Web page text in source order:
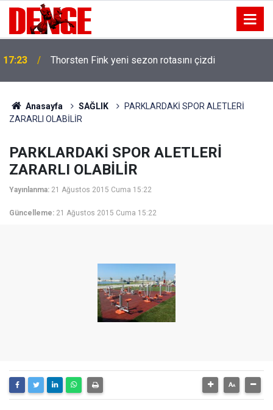
17:23 Thorsten Fink yeni sezon rotasını çizdi
Anasayfa SAĞLIK
PARKLARDAKİ SPOR ALETLERİ
ZARARLI OLABİLİR
PARKLARDAKİ SPOR ALETLERİ
ZARARLI OLABİLİR
Yayınlanma: 21 Ağustos 2015 Cuma 15:22
Güncelleme: 21 Ağustos 2015 Cuma 15:22